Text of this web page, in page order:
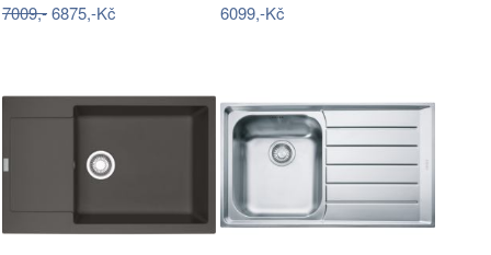
7009,-6875,-Kč 6099,-Kč